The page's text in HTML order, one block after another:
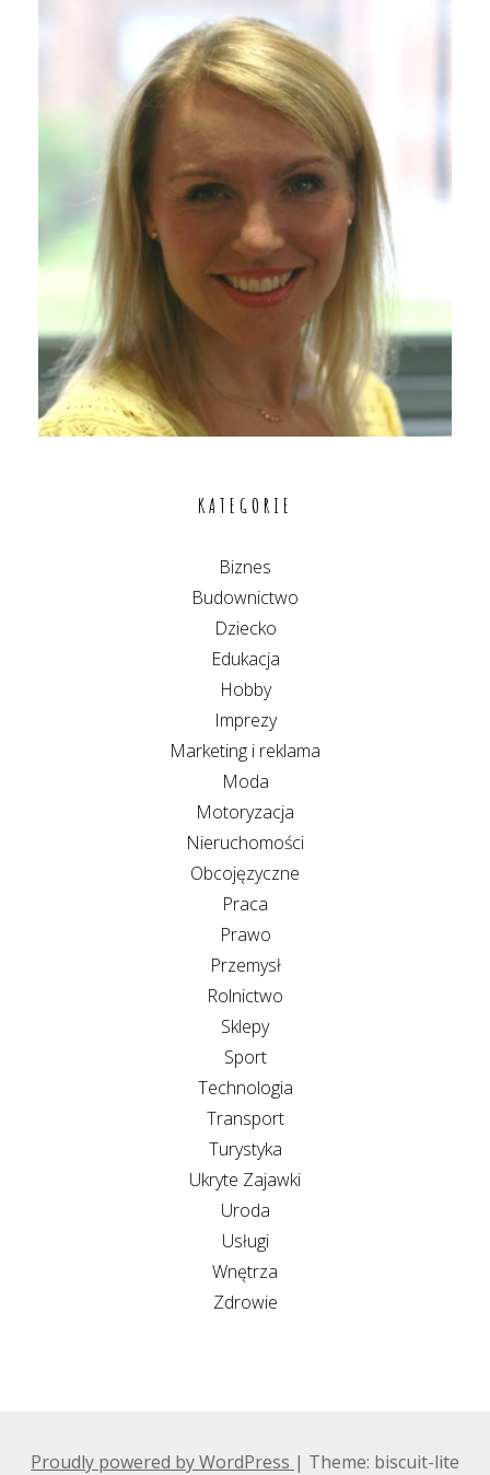
KATEGORIE
Biznes
Budownictwo
Dziecko
Edukacja
Hobby
Imprezy
Marketing i reklama
Moda
Motoryzacja
Nieruchomości
Obcojęzyczne
Praca
Prawo
Przemysł
Rolnictwo
Sklepy
Sport
Technologia
Transport
Turystyka
Ukryte Zajawki
Uroda
Usługi
Wnętrza
Zdrowie
Proudly powered by WordPress | Theme: biscuit-lite